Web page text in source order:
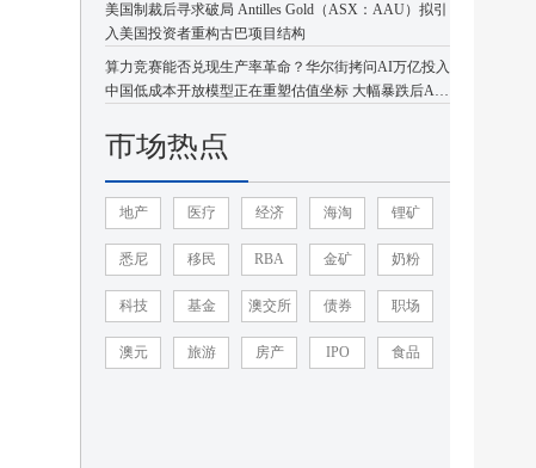
美国制裁后寻求破局 Antilles Gold（ASX：AAU）拟引
入美国投资者重构古巴项目结构
算力竞赛能否兑现生产率革命？华尔街拷问AI万亿投入
中国低成本开放模型正在重塑估值坐标 大幅暴跌后AI
市场热点
地产 医疗 经济 海淘 锂矿
悉尼 移民 RBA 金矿 奶粉
科技 基金 澳交所 债券 职场
澳元 旅游 房产 IPO 食品